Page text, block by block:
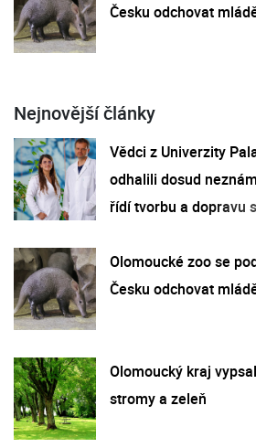
Česku odchovat
Nejnovější články
Vědci z Univerzity
odhalili dosud
řídí tvorbu a dopravu
Olomoucké zoo se
Česku odchovat
Olomoucký kraj
stromy a zeleň